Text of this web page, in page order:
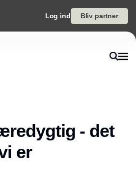
Log ind Bliv partner
- det
er